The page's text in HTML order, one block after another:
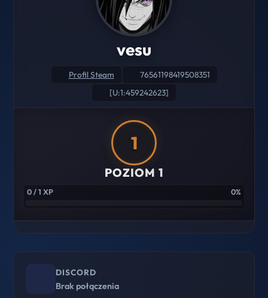
vesu
Profil Steam
76561198419508351
[U:1:459242623]
1
POZIOM 1
0 / 1 XP 0%
DISCORD
Brak połączenia